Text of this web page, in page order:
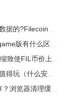
价值体现和未来前景分析
雄联盟wegame版和英雄联盟）
币价上涨,近看1000U
什么安卓手游好玩）
器清理缓存快捷键